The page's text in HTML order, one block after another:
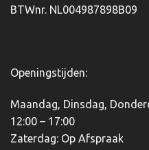
op
BTWnr. NL004987898B09
Openingstijden:
Maandag, Dinsdag,
12:00 – 17:00
Zaterdag: Op Afspraak